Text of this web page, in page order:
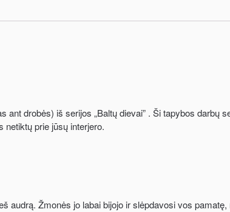
ant drobės) iš serijos „Baltų dievai” . Ši tapybos
netiktų prie jūsų interjero.
audrą. Žmonės jo labai bijojo ir slėpdavosi vos